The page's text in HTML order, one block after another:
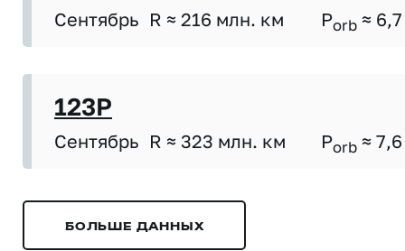
Сентябрь R ≈ 216 млн. км Porb ≈ 6,7
123P
Сентябрь R ≈ 323 млн. км Porb ≈ 7,6
БОЛЬШЕ ДАННЫХ